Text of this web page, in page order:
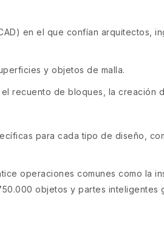
en el que confían arquitectos,
y objetos de malla.
recuento de bloques, la creación
para cada tipo de diseño,
operaciones comunes como la
objetos y partes inteligentes